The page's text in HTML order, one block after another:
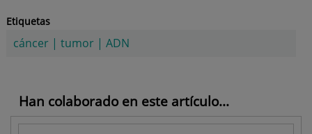
Etiquetas
cáncer| tumor| ADN
Han colaborado en este artículo...